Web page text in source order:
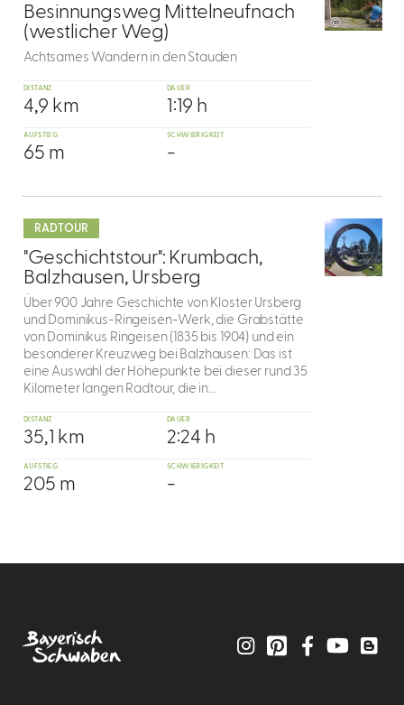
9
Besinnungsweg Mittelneufnach
(westlicher Weg)
©
Achtsames Wandern in den Stauden
DISTANZ
4,9 km
DAUER
1:19 h
AUFSTIEG
65 m
SCHWIERIGKEIT
-
RADTOUR
10
"Geschichtstour": Krumbach,
Balzhausen, Ursberg
Über 900 Jahre Geschichte von Kloster Ursberg
und Dominikus-Ringeisen-Werk, die Grabstätte
von Dominikus Ringeisen (1835 bis 1904) und ein
besonderer Kreuzweg bei Balzhausen: Das ist
eine Auswahl der Höhepunkte bei dieser rund 35
Kilometer langen Radtour, die in...
DISTANZ
35,1 km
DAUER
2:24 h
AUFSTIEG
205 m
SCHWIERIGKEIT
-
dazu
InstagramPinterestFacebookYouTube